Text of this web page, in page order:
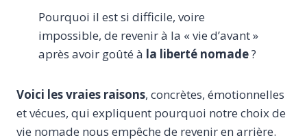
Pourquoi il est si difficile, voire
impossible, de revenir à la « vie d’avant »
après avoir goûté à la liberté nomade?
Voici les vraies raisons, concrètes, émotionnelles
et vécues, qui expliquent pourquoi notre choix de
vie nomade nous empêche de revenir en arrière.